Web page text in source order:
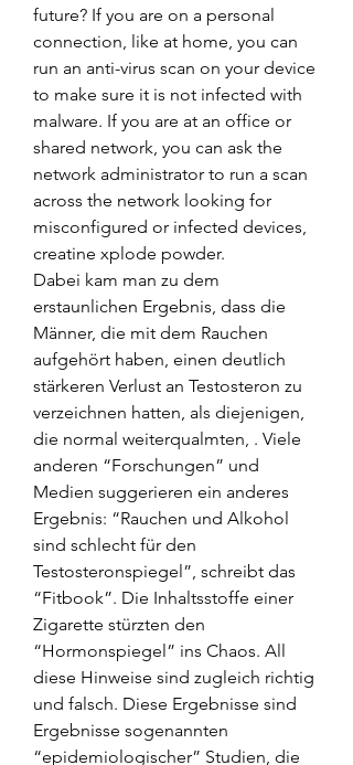
future? If you are on a personal
connection, like at home, you can
run an anti-virus scan on your device
to make sure it is not infected with
malware. If you are at an office or
shared network, you can ask the
network administrator to run a scan
across the network looking for
misconfigured or infected devices,
creatine xplode powder.
Dabei kam man zu dem
erstaunlichen Ergebnis, dass die
Männer, die mit dem Rauchen
aufgehört haben, einen deutlich
stärkeren Verlust an Testosteron zu
verzeichnen hatten, als diejenigen,
die normal weiterqualmten, . Viele
anderen “Forschungen” und
Medien suggerieren ein anderes
Ergebnis: “Rauchen und Alkohol
sind schlecht für den
Testosteronspiegel”, schreibt das
“Fitbook”. Die Inhaltsstoffe einer
Zigarette stürzten den
“Hormonspiegel” ins Chaos. All
diese Hinweise sind zugleich richtig
und falsch. Diese Ergebnisse sind
Ergebnisse sogenannten
“epidemiologischer” Studien, die